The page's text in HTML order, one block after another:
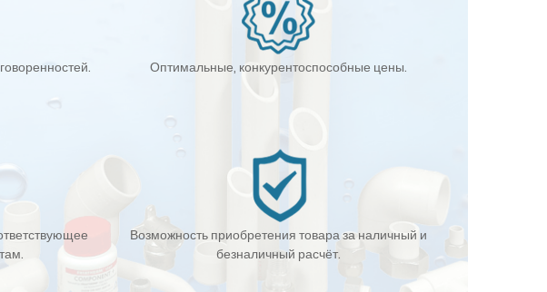
Оптимальные, конкурентоспособные цены.
Возможность приобретения товара за наличный и
безналичный расчёт.